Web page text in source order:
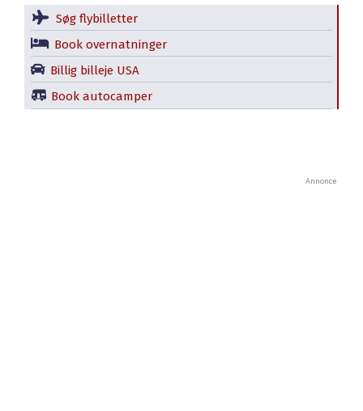
Søg flybilletter
Book overnatninger
Billig billeje USA
Book autocamper
Annonce